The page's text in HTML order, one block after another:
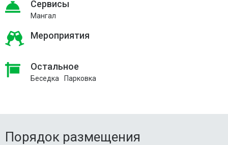
Сервисы
Мангал
Мероприятия
Остальное
Беседка Парковка
Порядок размещения